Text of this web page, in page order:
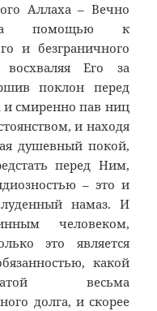
Аллаха – Вечно
за помощью к
и безграничного
Его за
поклон перед
и смиренно пав ниц
и находя
душевный покой,
перед Ним,
– это и
намаз. И
человеком,
это является
какой
весьма
долга, и скорее